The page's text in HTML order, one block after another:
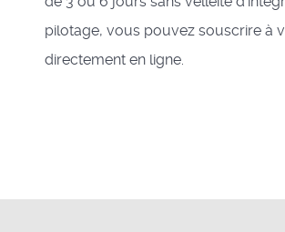
pilotage, vous pouvez souscrire à
directement en ligne.